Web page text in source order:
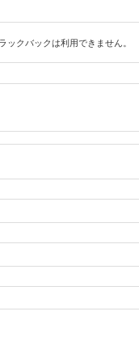
ックバックは利用できません。